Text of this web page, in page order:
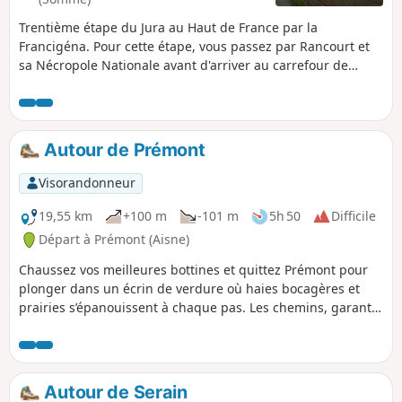
un véritable voyage hors du temps.
Trentième étape du Jura au Haut de France par la
Francigéna. Pour cette étape, vous passez par Rancourt et
sa Nécropole Nationale avant d'arriver au carrefour de
de Bapaume, ville chargée d’histoire, qui s’est distinguée
par le passé comme étant un des lieux de passage
incontournables de nombreux rois pendant leurs
déplacements dans l’Artois. Puis c'est en direction d'Arras
que cette étape se poursuit.
Autour de Prémont
Visorandonneur
19,55 km
+100 m -101 m 5h 50
Difficile
Départ à Prémont (Aisne)
Chaussez vos meilleures bottines et quittez Prémont pour
plonger dans un écrin de verdure où haies bocagères et
prairies s’épanouissent à chaque pas. Les chemins, garants
Becquigny, petit refuge où le chant des oiseaux rythme la
quiétude du lieu. Puis cap sur Bohain-en-Vermandois, cité
de briques et de contrastes, où l’histoire textile se révèle au
Autour de Serain